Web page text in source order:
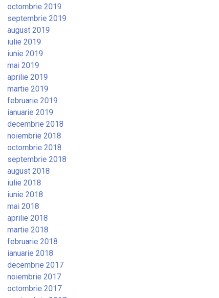
octombrie 2019
septembrie 2019
august 2019
iulie 2019
iunie 2019
mai 2019
aprilie 2019
martie 2019
februarie 2019
ianuarie 2019
decembrie 2018
noiembrie 2018
octombrie 2018
septembrie 2018
august 2018
iulie 2018
iunie 2018
mai 2018
aprilie 2018
martie 2018
februarie 2018
ianuarie 2018
decembrie 2017
noiembrie 2017
octombrie 2017